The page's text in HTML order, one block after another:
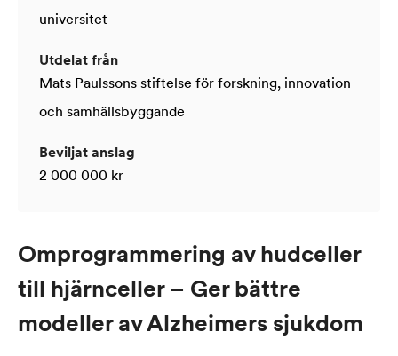
universitet
Utdelat från
Mats Paulssons stiftelse för forskning, innovation
och samhällsbyggande
Beviljat anslag
2 000 000 kr
Omprogrammering av hudceller
till hjärnceller – Ger bättre
modeller av Alzheimers sjukdom